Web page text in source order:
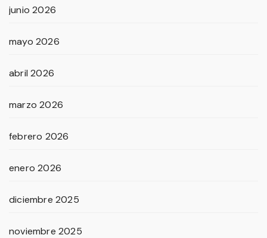
junio 2026
mayo 2026
abril 2026
marzo 2026
febrero 2026
enero 2026
diciembre 2025
noviembre 2025